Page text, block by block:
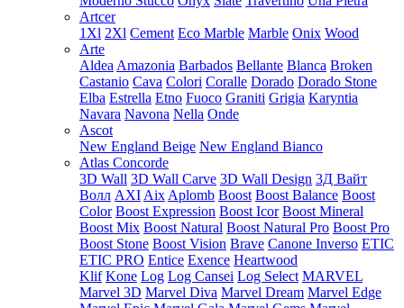
Artcer
1Xl 2Xl Cement Eco Marble Marble Onix Wood
Arte
Aldea Amazonia Barbados Bellante Blanca Broken
Castanio Cava Colori Coralle Dorado Dorado Stone
Elba Estrella Etno Fuoco Graniti Grigia Karyntia
Navara Navona Nella Onde
Ascot
New England Beige New England Bianco
Atlas Concorde
3D Wall 3D Wall Carve 3D Wall Design 3Д Вайт
Волл AXI Aix Aplomb Boost Boost Balance Boost
Color Boost Expression Boost Icor Boost Mineral
Boost Mix Boost Natural Boost Natural Pro Boost Pro
Boost Stone Boost Vision Brave Canone Inverso ETIC
ETIC PRO Entice Exence Heartwood
Klif Kone Log Log Cansei Log Select MARVEL
Marvel 3D Marvel Diva Marvel Dream Marvel Edge